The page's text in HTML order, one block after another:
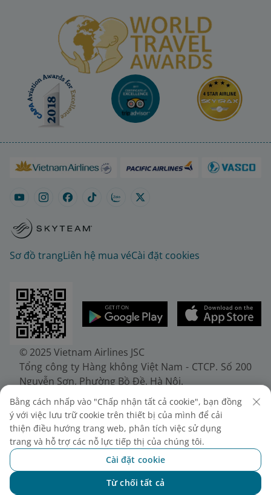
Sơ đồ trangLiên hệ mua véCài đặt cookies
© 2025 Vietnam Airlines JSC
Tổng công ty Hàng không Việt Nam - CTCP. Số 200
Nguyễn Sơn, Phường Bồ Đề, Hà Nội.
Điện thoại: (+84-24) 38272289. Fax: (+84-24)
38722375
Giấy chứng nhận đăng ký doanh nghiệp, mã số
doanh nghiệp 0100107518, đăng ký lần đầu ngày
30/6/2010, đăng ký thay đổi lần thứ 10 ngày
24/7/2025, cấp bởi Sở Tài chính Thành phố Hà Nội.
Bằng cách nhấp vào "Chấp nhận tất cả cookie", bạn đồng
ý với việc lưu trữ cookie trên thiết bị của mình để cải
thiện điều hướng trang web, phân tích việc sử dụng
trang và hỗ trợ các nỗ lực tiếp thị của chúng tôi.
Cài đặt cookie
Từ chối tất cả